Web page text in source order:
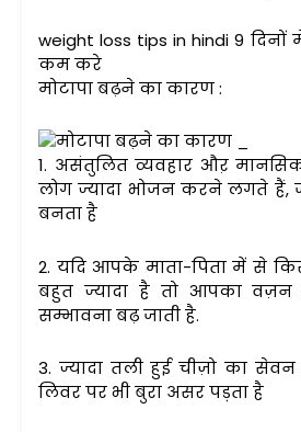
weight loss tips in hindi 9
कम करे
मोटापा बढ़ने का कारण :
1. असंतुलित व्यवहार औऱ
लोग ज्यादा भोजन करने लगते हैं,
बनता है
2. यदि आपके माता-पिता में से
बहुत ज्यादा है तो आपका वज़न
सम्भावना बढ़ जाती है.
3. ज्यादा तली हुई चीज़ो का
लिवर पर भी बुरा असर पड़ता है